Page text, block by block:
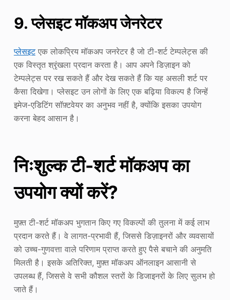
9. प्लेसइट मॉकअप जेनरेटर
प्लेसइटएक लोकप्रिय मॉकअप जनरेटर है जो टी-शर्ट टेम्पलेट्स की
एक विस्तृत श्रृंखला प्रदान करता है। आप अपने डिज़ाइन को
टेम्पलेट्स पर रख सकते हैं और देख सकते हैं कि यह असली शर्ट पर
कैसा दिखेगा। प्लेसइट उन लोगों के लिए एक बढ़िया विकल्प है जिन्हें
इमेज-एडिटिंग सॉफ़्टवेयर का अनुभव नहीं है, क्योंकि इसका उपयोग
करना बेहद आसान है।
निःशुल्क टी-शर्ट मॉकअप का
उपयोग क्यों करें?
मुफ़्त टी-शर्ट मॉकअप भुगतान किए गए विकल्पों की तुलना में कई लाभ
प्रदान करते हैं। वे लागत-प्रभावी हैं, जिससे डिज़ाइनरों और व्यवसायों
को उच्च-गुणवत्ता वाले परिणाम प्राप्त करते हुए पैसे बचाने की अनुमति
मिलती है। इसके अतिरिक्त, मुफ़्त मॉकअप ऑनलाइन आसानी से
उपलब्ध हैं, जिससे वे सभी कौशल स्तरों के डिजाइनरों के लिए सुलभ हो
जाते हैं।